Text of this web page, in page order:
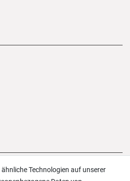
Technologien auf unserer